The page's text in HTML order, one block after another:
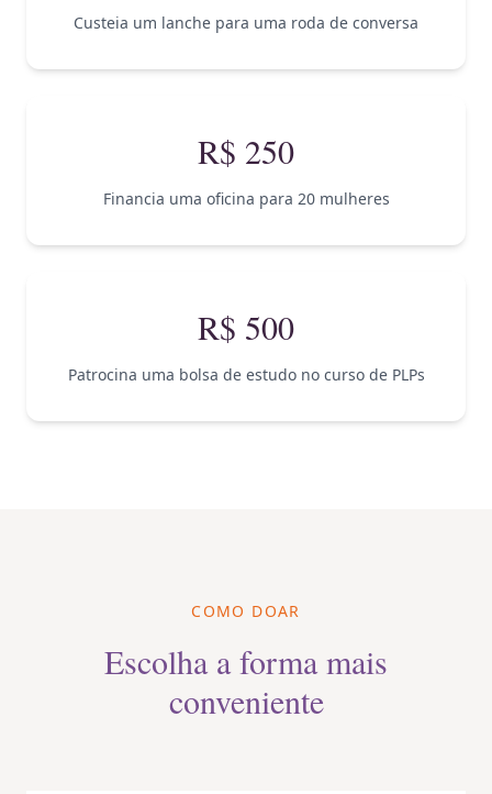
Custeia um lanche para uma roda de conversa
R$ 250
Financia uma oficina para 20 mulheres
R$ 500
Patrocina uma bolsa de estudo no curso de PLPs
COMO DOAR
Escolha a forma mais
conveniente